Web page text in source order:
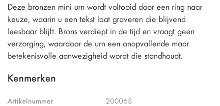
Deze bronzen mini urn wordt voltooid door een ring naar
keuze, waarin u een tekst laat graveren die blijvend
leesbaar blijft. Brons verdiept in de tijd en vraagt geen
verzorging, waardoor de urn een onopvallende maar
betekenisvolle aanwezigheid wordt die standhoudt.
Kenmerken
Artikelnummer
200068